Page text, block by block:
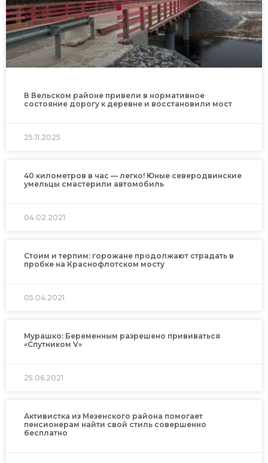
В Вельском районе привели в нормативное
состояние дорогу к деревне и восстановили мост
25.11.2025
40 километров в час — легко! Юные северодвинские
умельцы смастерили автомобиль
04.02.2021
Стоим и терпим: горожане продолжают страдать в
пробке на Краснофлотском мосту
05.04.2021
Мурашко: Беременным разрешено прививаться
«Спутником V»
25.06.2021
Активистка из Мезенского района помогает
пенсионерам найти свой стиль совершенно
бесплатно